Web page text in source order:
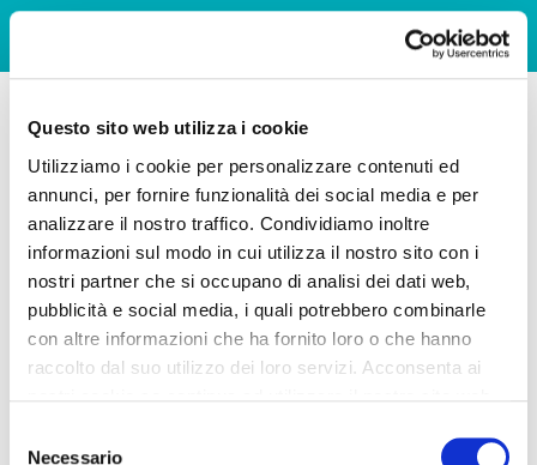
Questo sito web utilizza i cookie
Utilizziamo i cookie per personalizzare contenuti ed
annunci, per fornire funzionalità dei social media e per
analizzare il nostro traffico. Condividiamo inoltre
informazioni sul modo in cui utilizza il nostro sito con i
nostri partner che si occupano di analisi dei dati web,
pubblicità e social media, i quali potrebbero combinarle
con altre informazioni che ha fornito loro o che hanno
raccolto dal suo utilizzo dei loro servizi. Acconsenta ai
Necessario